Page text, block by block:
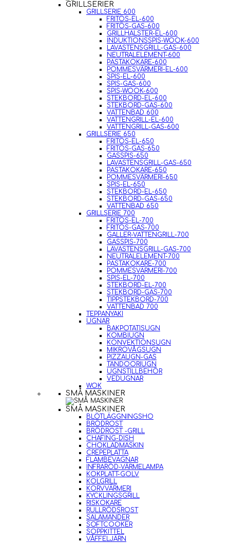
GRILLSERIER
GRILLSERIE 600
FRITÖS-EL-600
FRITÖS-GAS-600
GRILLHALSTER-EL-600
INDUKTIONSSPIS-WOOK-600
LAVASTENSGRILL-GAS-600
NEUTRALELEMENT-600
PASTAKOKARE-600
POMMESVÄRMERI-EL-600
SPIS-EL-600
SPIS-GAS-600
SPIS-WOOK-600
STEKBORD-EL-600
STEKBORD-GAS-600
VATTENBAD 600
VATTENGRILL-EL-600
VATTENGRILL-GAS-600
GRILLSERIE 650
FRITÖS-EL-650
FRITÖS-GAS-650
GASSPIS-650
LAVASTENSGRILL-GAS-650
PASTAKOKARE-650
POMMESVÄRMERI-650
SPIS-EL-650
STEKBORD-EL-650
STEKBORD-GAS-650
VATTENBAD 650
GRILLSERIE 700
FRITÖS-EL-700
FRITÖS-GAS-700
GALLER-VATTENGRILL-700
GASSPIS-700
LAVASTENSGRILL-GAS-700
NEUTRALELEMENT-700
PASTAKOKARE-700
POMMESVÄRMERI-700
SPIS-EL-700
STEKBORD-EL-700
STEKBORD-GAS-700
TIPPSTEKBORD-700
VATTENBAD 700
TEPPANYAKI
UGNAR
BAKPOTATISUGN
KOMBIUGN
KONVEKTIONSUGN
MIKROVÅGSUGN
PIZZAUGN-GAS
TANDOORIUGN
UGNSTILLBEHÖR
VEDUGNAR
WOK
SMÅ MASKINER
SMÅ MASKINER
BLÖTLÄGGNINGSHO
BRÖDROST
BRÖDROST -GRILL
CHAFING-DISH
CHOKLADMASKIN
CREPEPLATTA
FLAMBEVAGNAR
INFRARÖD-VÄRMELAMPA
KOKPLATT-GOLV
KOLGRILL
KORVVÄRMERI
KYCKLINGSGRILL
RISKOKARE
RULLRÖDSROST
SALAMANDER
SOFTCOOKER
SOPPKITTEL
VÅFFELJÄRN